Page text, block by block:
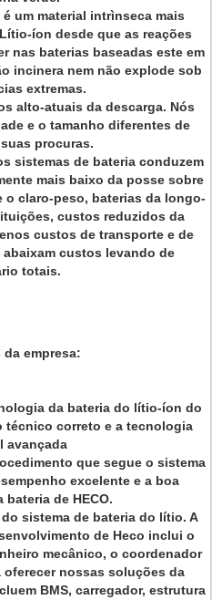
um material intrìnseca mais
íon desde que as reações
nas baterias baseadas este em
incinera nem não explode sob
extremas.
alto-atuais da descarga. Nós
e o tamanho diferentes de
procuras.
sistemas de bateria conduzem
mais baixo da posse sobre
claro-peso, baterias da longo-
custos reduzidos da
custos de transporte e de
custos levando de
totais.
da empresa:
da bateria do lítio-íon do
técnico correto e a tecnologia
avançada
que segue o sistema
excelente e a boa
de HECO.
sistema de bateria do lítio. A
de Heco inclui o
mecânico, o coordenador
nossas soluções da
BMS, carregador, estrutura